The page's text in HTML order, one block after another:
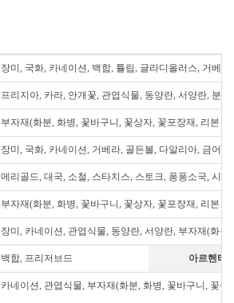
장미, 국화, 카네이션, 백합, 튤립, 글라디올러스, 거베라
프리지아, 카라, 안개꽃, 관엽식물, 동양란, 서양란, 분재
부자재(화분, 화병, 꽃바구니, 꽃상자, 꽃포장재, 리본 등)
장미, 국화, 카네이션, 거베라, 골든볼, 다알리아, 금어
메리골드, 대국, 소철, 스타치스, 스토크, 퐁퐁소국, 시
부자재(화분, 화병, 꽃바구니, 꽃상자, 꽃포장재, 리본 등)
장미, 카네이션, 관엽식물, 동양란, 서양란, 부자재(화
백합, 프리저브드 아르헨티
카네이션, 관엽식물, 부자재(화분, 화병, 꽃바구니, 꽃상